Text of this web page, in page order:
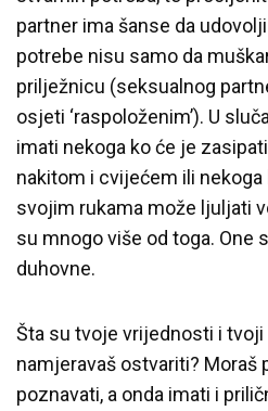
partner ima šanse da
potrebe nisu samo da
prilježnicu (seksualnog
osjeti ‘raspoloženim’). U
imati nekoga ko će je
nakitom i cvijećem ili
svojim rukama može ljuljati
su mnogo više od toga. One
duhovne.
Šta su tvoje vrijednosti i tvoji
namjeravaš ostvariti? Moraš
poznavati, a onda imati i